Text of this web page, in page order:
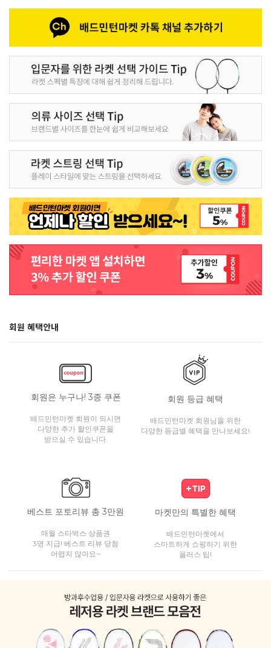
회원 혜택안내
회원은 누구나! 3종 쿠폰
배드민턴마켓 회원이 되시면
다양한 추가 할인쿠폰을
받으실 수 있습니다.
회원 등급 혜택
배드민턴마켓 회원님을 위한
다양한 등급별 혜택을 만나보세요!
베스트 포토리뷰 총 3만원
매월 스타벅스 상품권
3명 지급! 베스트 리뷰 당첨
어렵지 않아요~
마켓만의 특별한 혜택
배드민턴마켓에서
스마트하게 쇼핑하기 위한
플러스 팁!